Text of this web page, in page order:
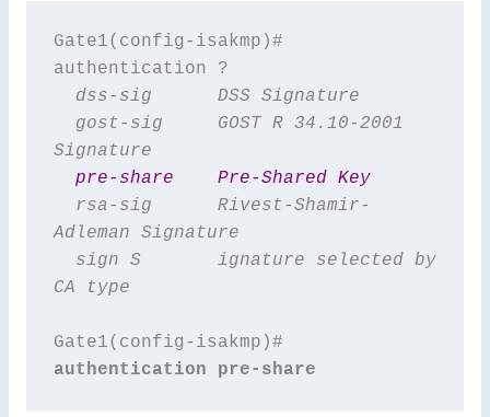
Gate1(config-isakmp)#
  dss-sig      DSS Signature
Signature
  pre-share    Pre-Shared Key
Adleman Signature
authentication pre-share